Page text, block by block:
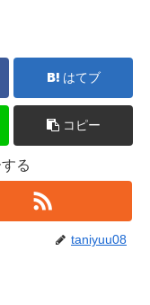
はてブ
コピー
る
taniyuu08